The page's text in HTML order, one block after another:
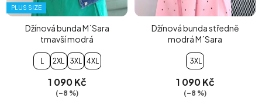
PLUS SIZE
Džínová bunda M´Sara
tmavší modrá
L 2XL 3XL 4XL
1 090 Kč
(–8 %)
Džínová bunda středně
modrá M´Sara
3XL
1 090 Kč
(–8 %)